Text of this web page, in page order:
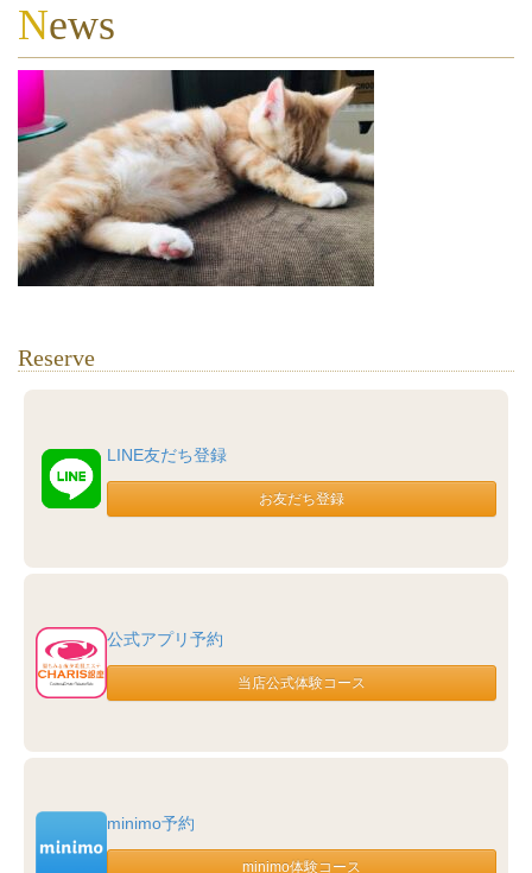
News
Reserve
LINE友だち登録
公式アプリ予約
minimo予約